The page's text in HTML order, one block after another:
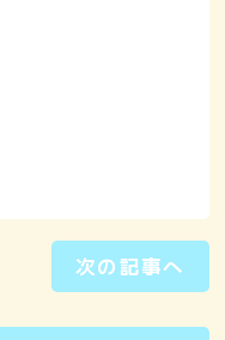
次の記事へ